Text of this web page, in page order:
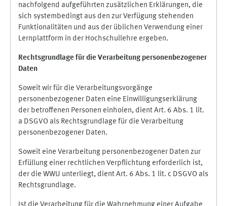
nachfolgend aufgeführten zusätzlichen Erklärungen, die
sich systembedingt aus den zur Verfügung stehenden
Funktionalitäten und aus der üblichen Verwendung einer
Lernplattform in der Hochschullehre ergeben.
Rechtsgrundlage für die Verarbeitung personenbezogener
Daten
Soweit wir für die Verarbeitungsvorgänge
personenbezogener Daten eine Einwilligungserklärung
der betroffenen Personen einholen, dient Art. 6 Abs. 1 lit.
a DSGVO als Rechtsgrundlage für die Verarbeitung
personenbezogener Daten.
Soweit eine Verarbeitung personenbezogener Daten zur
Erfüllung einer rechtlichen Verpflichtung erforderlich ist,
der die WWU unterliegt, dient Art. 6 Abs. 1 lit. c DSGVO als
Rechtsgrundlage.